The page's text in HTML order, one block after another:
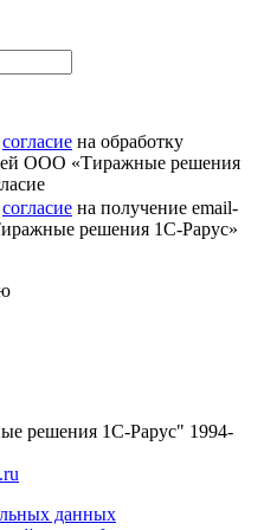
согласие на обработку
ООО «Тиражные решения
согласие на получение email-
решения 1С-Рарус»
решения 1С-Рарус" 1994-
данных